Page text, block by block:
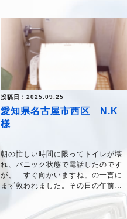
投稿日：2025.09.25
愛知県名古屋市西区 N.K
様
朝の忙しい時間に限ってトイレが壊
れ、パニック状態で電話したのです
が、「すぐ向かいますね」の一言に
まず救われました。その日の午前中
にはもう見に来てくれて、翌日には
工事も完了！あのトラブルが嘘のよ